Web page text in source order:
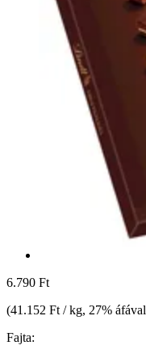
6.790 Ft
(41.152 Ft / kg, 27% áfával
Fajta: